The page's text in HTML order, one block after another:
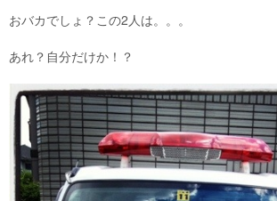
Contact
おバカでしょ？この2人は。。。
あれ？自分だけか！？